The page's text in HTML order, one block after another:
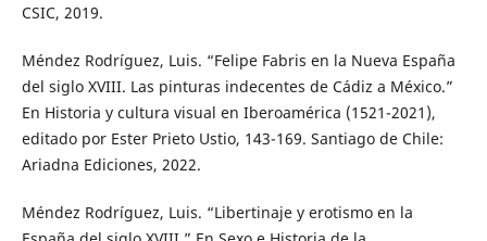
CSIC, 2019.
Méndez Rodríguez, Luis. “Felipe Fabris en la Nueva España
del siglo XVIII. Las pinturas indecentes de Cádiz a México.”
En Historia y cultura visual en Iberoamérica (1521-2021),
editado por Ester Prieto Ustio, 143-169. Santiago de Chile:
Ariadna Ediciones, 2022.
Méndez Rodríguez, Luis. “Libertinaje y erotismo en la